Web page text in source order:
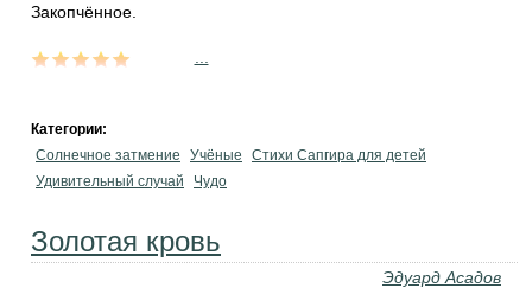
Закопчённое.
Категории:
Солнечное затмение
Учёные
Стихи Сапгира для детей
Удивительный случай
Чудо
Золотая кровь
Эдуард Асадов